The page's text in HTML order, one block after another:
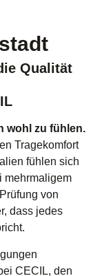
Qualität
wohl zu fühlen.
Tragekomfort
fühlen sich
mehrmaligem
von
dass jedes
CECIL, den